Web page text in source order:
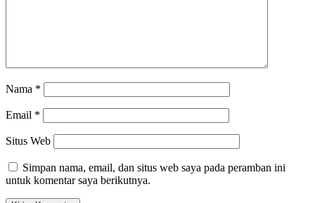
Nama *
Email *
Situs Web
Simpan nama, email, dan situs web saya pada peramban ini
untuk komentar saya berikutnya.